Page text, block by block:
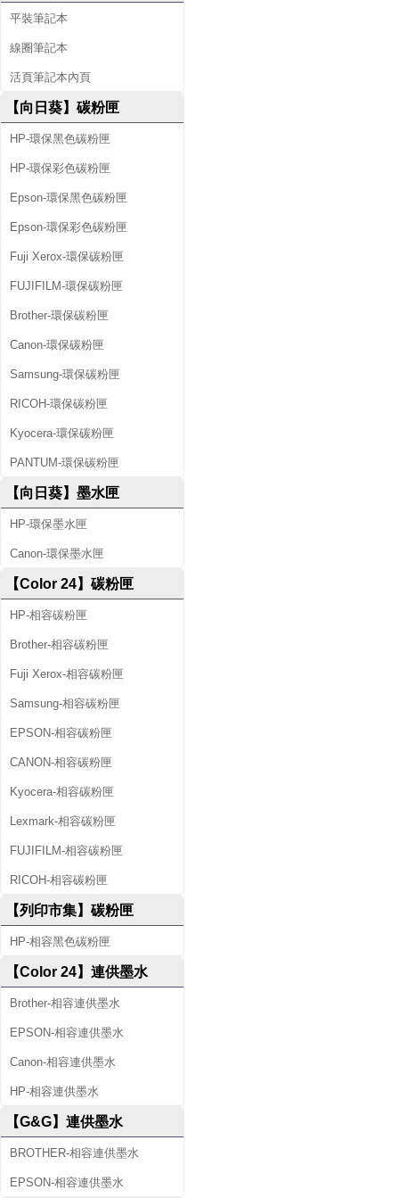
平裝筆記本
線圈筆記本
活頁筆記本內頁
【向日葵】碳粉匣
HP-環保黑色碳粉匣
HP-環保彩色碳粉匣
Epson-環保黑色碳粉匣
Epson-環保彩色碳粉匣
Fuji Xerox-環保碳粉匣
FUJIFILM-環保碳粉匣
Brother-環保碳粉匣
Canon-環保碳粉匣
Samsung-環保碳粉匣
RICOH-環保碳粉匣
Kyocera-環保碳粉匣
PANTUM-環保碳粉匣
【向日葵】墨水匣
HP-環保墨水匣
Canon-環保墨水匣
【Color 24】碳粉匣
HP-相容碳粉匣
Brother-相容碳粉匣
Fuji Xerox-相容碳粉匣
Samsung-相容碳粉匣
EPSON-相容碳粉匣
CANON-相容碳粉匣
Kyocera-相容碳粉匣
Lexmark-相容碳粉匣
FUJIFILM-相容碳粉匣
RICOH-相容碳粉匣
【列印市集】碳粉匣
HP-相容黑色碳粉匣
【Color 24】連供墨水
Brother-相容連供墨水
EPSON-相容連供墨水
Canon-相容連供墨水
HP-相容連供墨水
【G&G】連供墨水
BROTHER-相容連供墨水
EPSON-相容連供墨水